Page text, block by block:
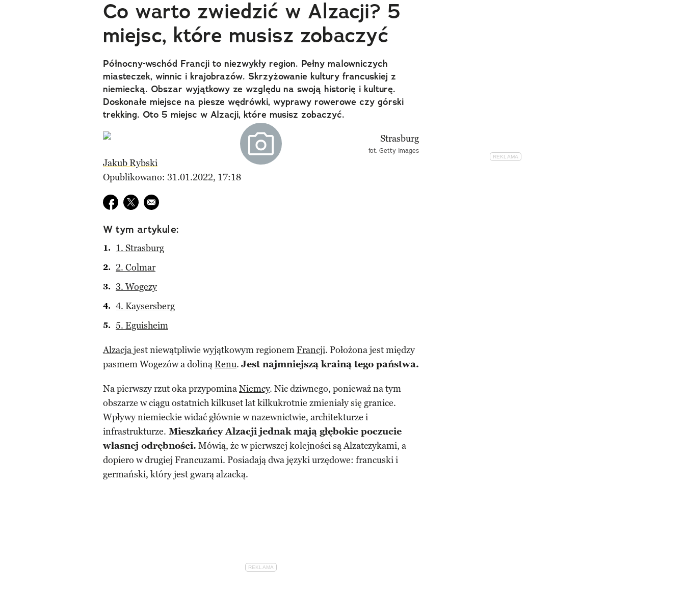
Co warto zwiedzić w Alzacji? 5
miejsc, które musisz zobaczyć
Północny-wschód Francji to niezwykły region. Pełny malowniczych
miasteczek, winnic i krajobrazów. Skrzyżowanie kultury francuskiej z
niemiecką. Obszar wyjątkowy ze względu na swoją historię i kulturę.
Doskonałe miejsce na piesze wędrówki, wyprawy rowerowe czy górski
trekking. Oto 5 miejsc w Alzacji, które musisz zobaczyć.
fot. Getty Images
Jakub Rybski
Opublikowano: 31.01.2022, 17:18
Udostępnij na facebook
Udostępnij na twitter
E-mail do przyjaciela
W tym artykule:
1. Strasburg
2. Colmar
3. Wogezy
4. Kaysersberg
5. Eguisheim
Alzacjajest niewątpliwie wyjątkowym regionemFrancji. Położona jest między
pasmem Wogezów a doliną Renu. Jest najmniejszą krainą tego państwa.
Na pierwszy rzut oka przypominaNiemcy. Nic dziwnego, ponieważ na tym
obszarze w ciągu ostatnich kilkuset lat kilkukrotnie zmieniały się granice.
Wpływy niemieckie widać głównie w nazewnictwie, architekturze i
infrastrukturze. Mieszkańcy Alzacji jednak mają głębokie poczucie
własnej odrębności. Mówią, że w pierwszej kolejności są Alzatczykami, a
dopiero w drugiej Francuzami. Posiadają dwa języki urzędowe: francuski i
germański, który jest gwarą alzacką.